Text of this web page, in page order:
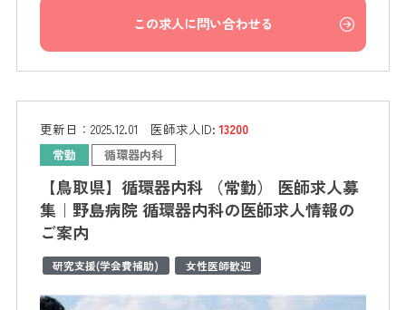
この求人に問い合わせる
更新日： 2025.12.01 医師求人ID:13200
常勤 循環器内科
【鳥取県】循環器内科 （常勤） 医師求人募
集｜野島病院 循環器内科の医師求人情報の
ご案内
研究支援(学会費補助) 女性医師歓迎